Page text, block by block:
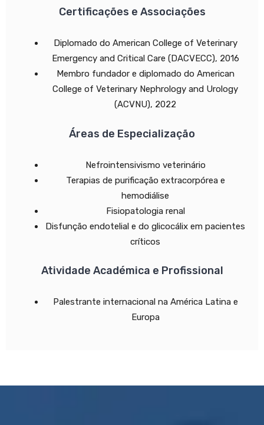
Certificações e Associações
Diplomado do American College of Veterinary
Emergency and Critical Care (DACVECC), 2016
Membro fundador e diplomado do American
College of Veterinary Nephrology and Urology
(ACVNU), 2022
Áreas de Especialização
Nefrointensivismo veterinário
Terapias de purificação extracorpórea e
hemodiálise
Fisiopatologia renal
Disfunção endotelial e do glicocálix em pacientes
críticos
Atividade Académica e Profissional
Palestrante internacional na América Latina e
Europa